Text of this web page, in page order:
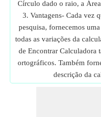
Círculo dado o raio, a
3. Vantagens- Cada vez
pesquisa, fornecemos
todas as variações da
de Encontrar Calculadora
ortográficos. Também
descrição da